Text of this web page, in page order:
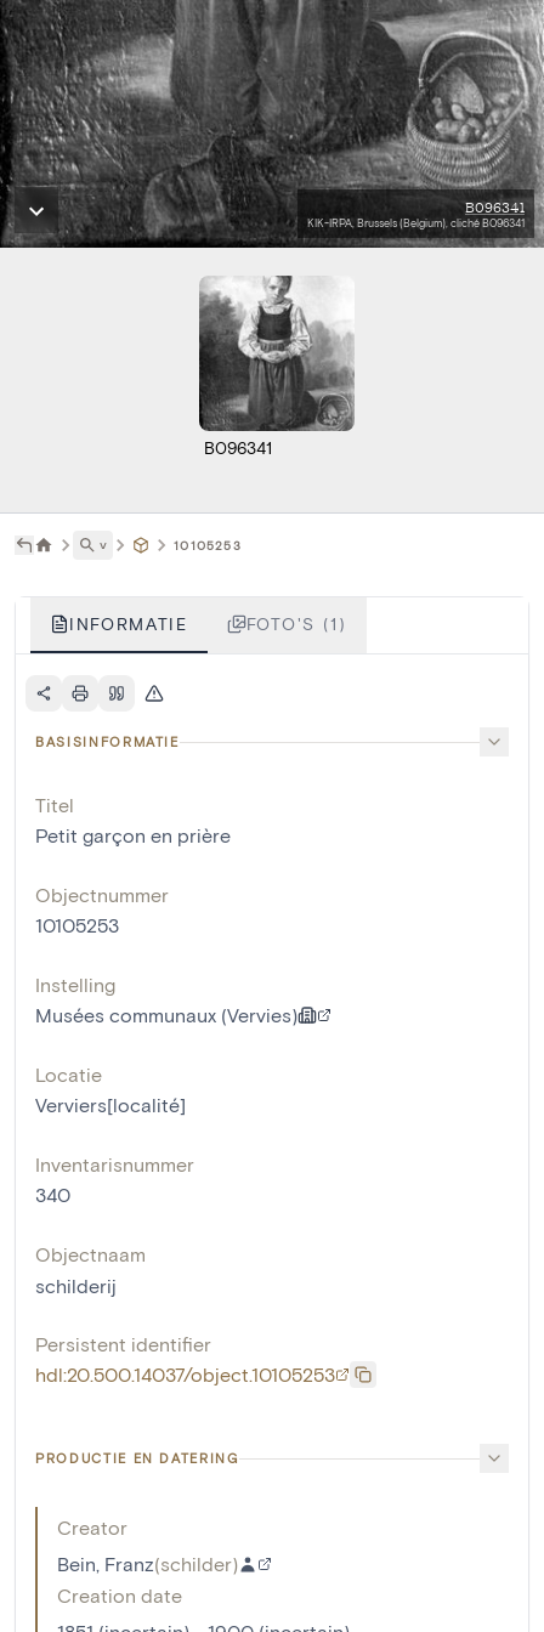
B096341
KIK-IRPA, Brussels (Belgium), cliché B096341
B096341
˅ 10105253
INFORMATIE FOTO'S (1)
BASISINFORMATIE
Titel
Petit garçon en prière
Objectnummer
10105253
Instelling
Musées communaux (Vervies)
Locatie
Verviers[localité]
Inventarisnummer
340
Objectnaam
schilderij
Persistent identifier
hdl:20.500.14037/object.10105253
PRODUCTIE EN DATERING
Creator
Bein, Franz(schilder)
Creation date